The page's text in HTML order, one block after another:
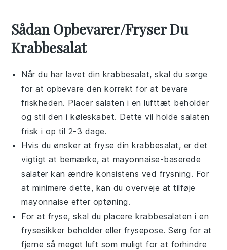
Sådan Opbevarer/Fryser Du
Krabbesalat
Når du har lavet din krabbesalat, skal du sørge
for at opbevare den korrekt for at bevare
friskheden. Placer salaten i en lufttæt beholder
og stil den i køleskabet. Dette vil holde salaten
frisk i op til 2-3 dage.
Hvis du ønsker at fryse dinkrabbesalat, er det
vigtigt at bemærke, at mayonnaise-baserede
salater kan ændre konsistens ved frysning. For
at minimere dette, kan du overveje at tilføje
mayonnaise efter optøning.
For at fryse, skal du placerekrabbesalaten i en
frysesikker beholder eller frysepose. Sørg for at
fjerne så meget luft som muligt for at forhindre